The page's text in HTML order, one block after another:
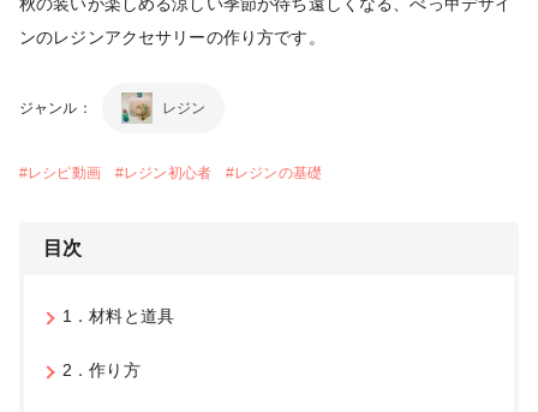
ンのレジンアクセサリーの作り方です。
ジャンル： レジン
#レシピ動画 #レジン初心者 #レジンの基礎
目次
1．材料と道具
2．作り方